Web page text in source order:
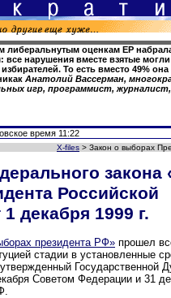
либеральнутым оценкам ЕР
все нарушения вместе взятые
То есть вместо 49%
Анатолий Вассерман,
игр, программист, журналист,
время 11:22
X-files > Закон о выборах
закона
Российской
декабря 1999 г.
президента РФ» прошел
стадии в установленные
утвержденный Государственной
Советом Федерации и 31